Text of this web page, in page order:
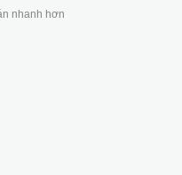
nhanh hơn